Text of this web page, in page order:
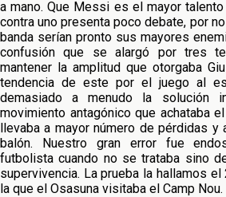
a mano. Que Messi es el mayor
contra uno presenta poco debate, por
banda serían pronto sus mayores
confusión que se alargó por tres
mantener la amplitud que otorgaba
tendencia de este por el juego al
demasiado a menudo la solución
movimiento antagónico que achataba
llevaba a mayor número de pérdidas y
balón. Nuestro gran error fue
futbolista cuando no se trataba sino
supervivencia. La prueba la hallamos
la que el Osasuna visitaba el Camp Nou.